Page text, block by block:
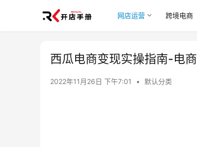
网店运营 跨境电商
西瓜电商变现实操指南-电商
2022年11月26日 下午7:01 • 默认分类